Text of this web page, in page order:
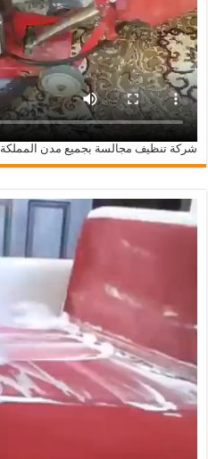
شركة تنظيف مجالسة بجميع مدن المملكة